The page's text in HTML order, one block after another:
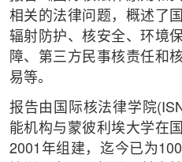
相关的法律问题，概述了
辐射防护、核安全、环境
障、第三方民事核责任和
易等。
报告由国际核法律学院
能机构与蒙彼利埃大学在
2001年组建，迄今已为